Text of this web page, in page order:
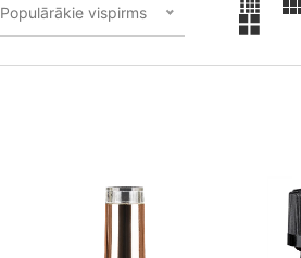
Populārākie vispirms